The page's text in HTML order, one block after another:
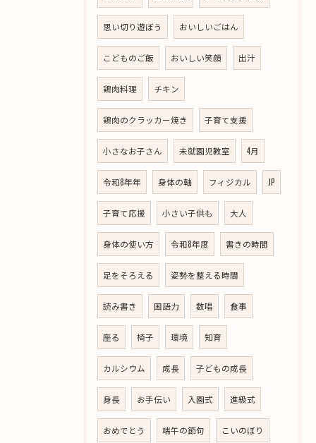
思い切り遊ぼう おいしいごはん
こどものご飯 おいしい笑顔 出汁
鶏肉料理 チキン
鶏肉のクラッカー焼き 子育て支援
小さなお子さん 未就園児教室 4月
令和8年年 身体の軸 フィジカル JP
子育て応援 小さい子供も 大人
身体の使い方 令和8年度 書きの時間
足をそろえる 姿勢を整える時間
読み書き 国語力 数唱 食事
座る 椅子 環境 知育
カルシウム 成長 子どもの成長
身長 お手伝い 入園式 進級式
おめでとう 端午の節句 こいのぼり